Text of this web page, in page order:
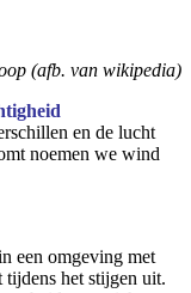
(afb. van wikipedia)
en de lucht
noemen we wind
een omgeving met
tijdens het stijgen uit.